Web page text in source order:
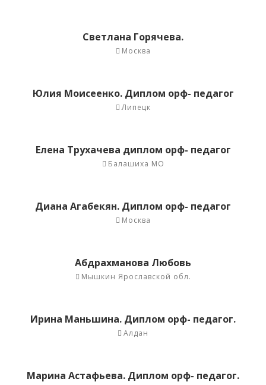
Светлана Горячева.
Москва
Юлия Моисеенко. Диплом орф- педагог
Липецк
Елена Трухачева диплом орф- педагог
Балашиха МО
Диана Агабекян. Диплом орф- педагог
Москва
Абдрахманова Любовь
Мышкин Ярославской обл.
Ирина Маньшина. Диплом орф- педагог.
Алдан
Марина Астафьева. Диплом орф- педагог.